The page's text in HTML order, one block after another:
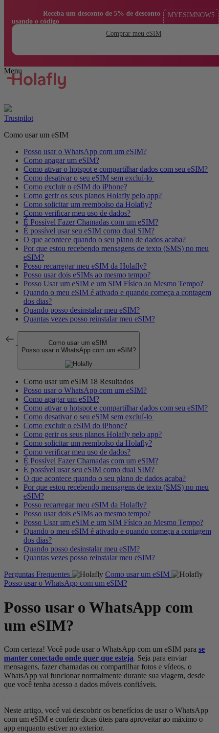
usando o código
MYESIMNOW5
Comprar meu eSIM
Trustpilot
Como usar um eSIM
Posso usar o WhatsApp com um eSIM?
Como apagar um eSIM?
Como ativar o hotspot e compartilhar dados com seu eSIM?
Como desativar o seu eSIM sem excluí-lo
Como excluir o eSIM do iPhone?
Como gerir os seus planos Holafly pelo app?
Como solicitar um reembolso da Holafly?
Como verificar meu uso de dados?
É Possível Fazer Chamadas com um eSIM?
É possível usar seu eSIM como dual SIM?
O que acontece quando o seu plano de dados acaba?
Por que estou recebendo mensagens de texto (SMS) no meu
eSIM?
Posso recarregar meu eSIM da Holafly?
Posso usar dois eSIMs ao mesmo tempo?
Posso Usar um eSIM e um SIM Físico ao Mesmo Tempo?
Quando o meu eSIM é ativado e quando começa a contagem
dos dias?
Quando posso desinstalar meu eSIM?
Quantas vezes posso reinstalar meu eSIM?
Como usar um eSIM
Posso usar o WhatsApp com um eSIM?
Como usar um eSIM 18 Resultados
Posso usar o WhatsApp com um eSIM?
Como apagar um eSIM?
Como ativar o hotspot e compartilhar dados com seu eSIM?
Como desativar o seu eSIM sem excluí-lo
Como excluir o eSIM do iPhone?
Como gerir os seus planos Holafly pelo app?
Como solicitar um reembolso da Holafly?
Como verificar meu uso de dados?
É Possível Fazer Chamadas com um eSIM?
É possível usar seu eSIM como dual SIM?
O que acontece quando o seu plano de dados acaba?
Por que estou recebendo mensagens de texto (SMS) no meu
eSIM?
Posso recarregar meu eSIM da Holafly?
Posso usar dois eSIMs ao mesmo tempo?
Posso Usar um eSIM e um SIM Físico ao Mesmo Tempo?
Quando o meu eSIM é ativado e quando começa a contagem
dos dias?
Quando posso desinstalar meu eSIM?
Quantas vezes posso reinstalar meu eSIM?
Perguntas Frequentes
Como usar um eSIM
Posso usar o WhatsApp com um eSIM?
Posso usar o WhatsApp com
um eSIM?
Com certeza! Você pode usar o WhatsApp com um eSIM para se
manter conectado onde quer que esteja. Seja para enviar
mensagens, fazer chamadas ou compartilhar fotos e vídeos, o
WhatsApp vai funcionar normalmente durante sua viagem, desde
que você tenha acesso a dados móveis confiáveis.
Neste artigo, você vai descobrir os benefícios de usar o WhatsApp
com um eSIM e conferir dicas úteis para aproveitar ao máximo o
app enquanto estiver no exterior.